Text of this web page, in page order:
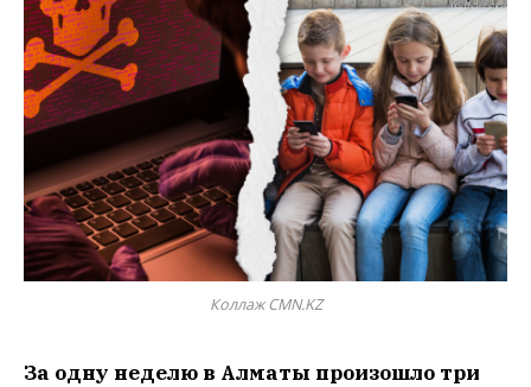
Коллаж CMN.KZ
За одну неделю в Алматы произошло три